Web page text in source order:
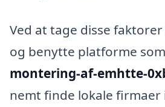
Ved at tage disse
og benytte platforme som
montering-af-emhtte-
nemt finde lokale firmaer